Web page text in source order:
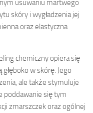
usuwaniu martwego
skóry i wygładzenia jej
oraz elastyczna
chemiczny opiera się
w skórę. Jego
ale także stymuluje
poddawanie się tym
zmarszczek oraz ogólnej